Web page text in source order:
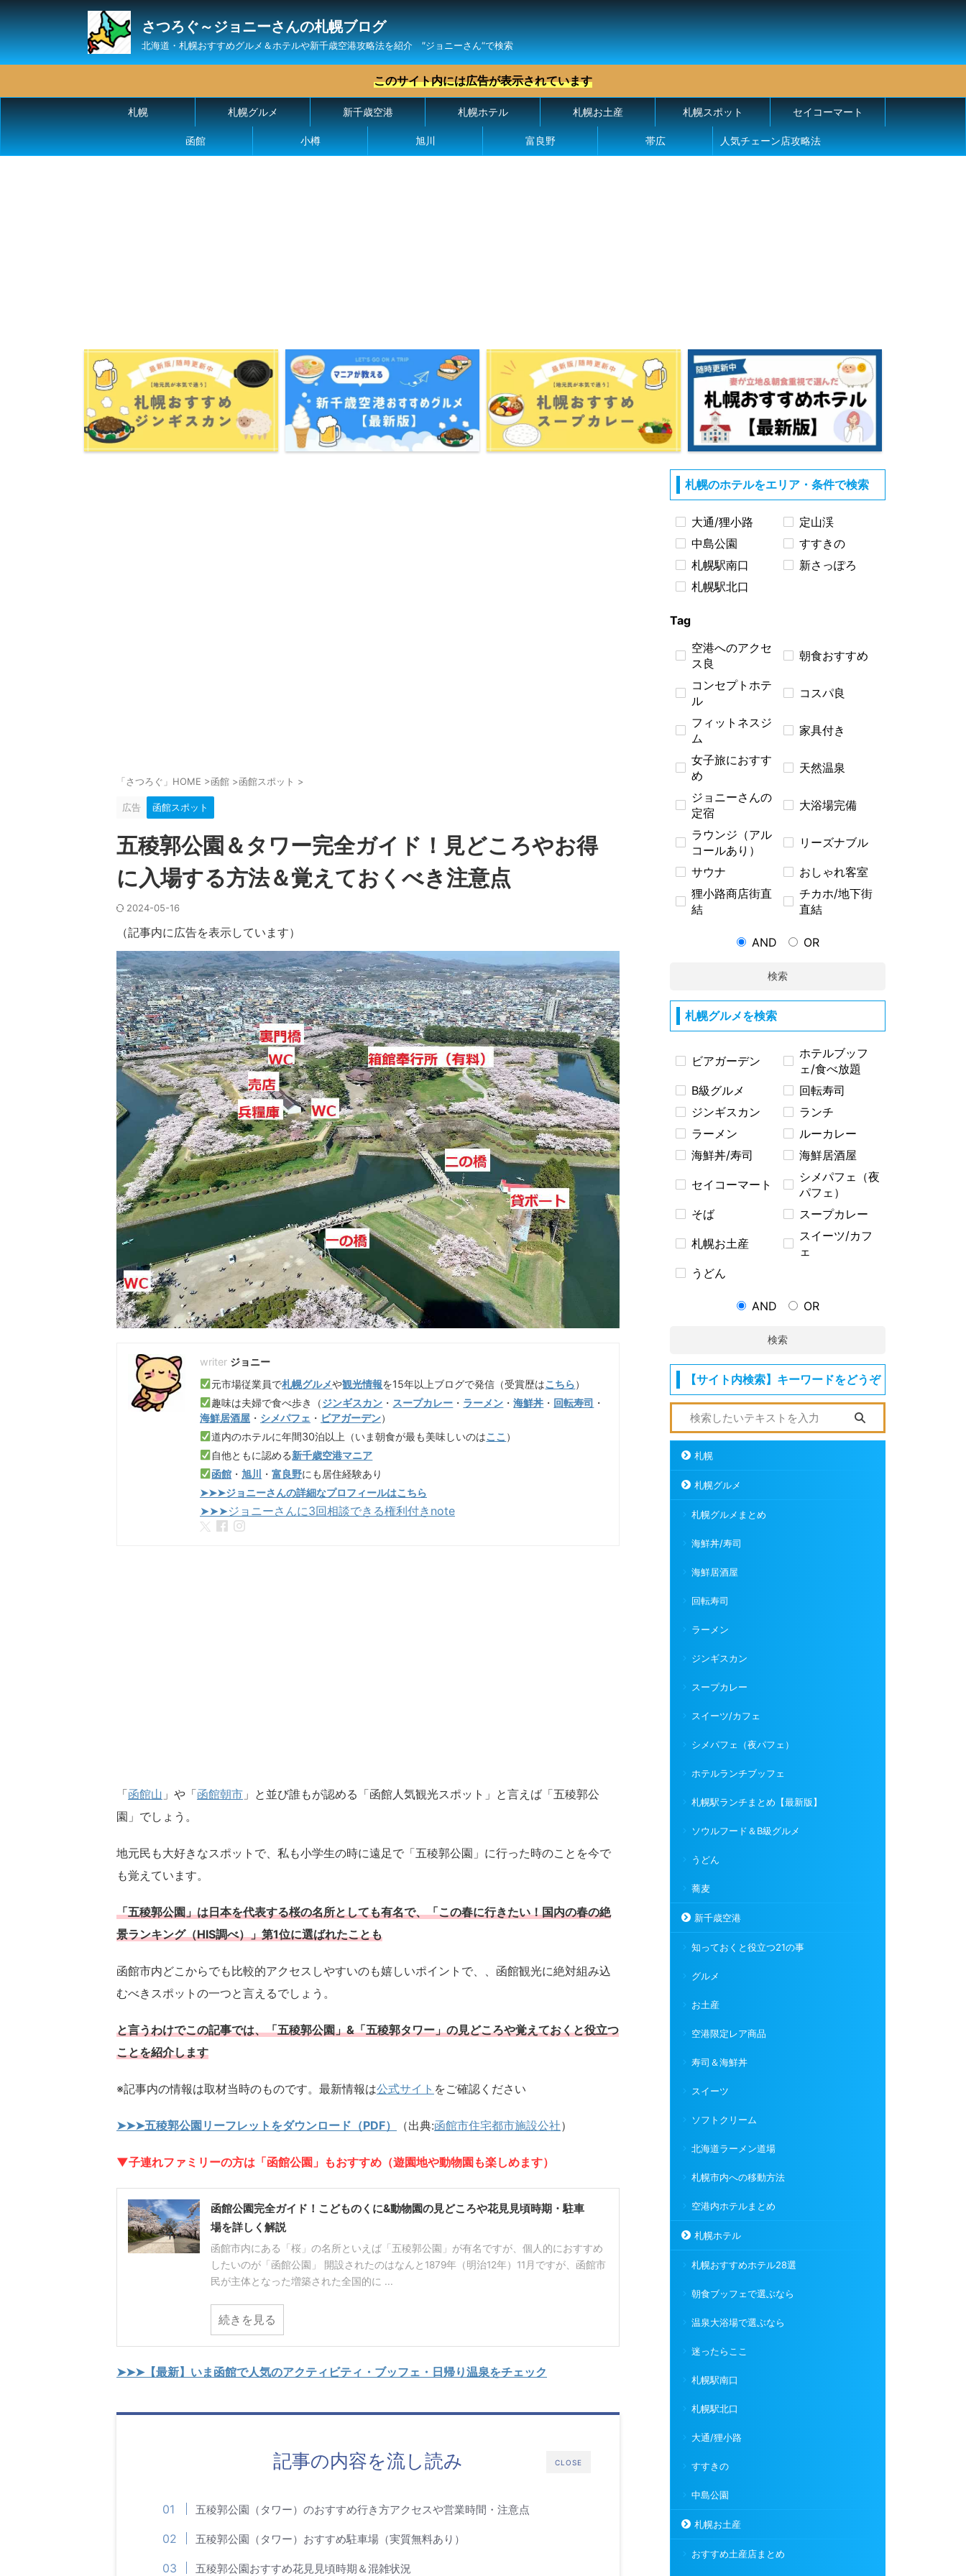
さつろぐ～ジョニーさんの札幌ブログ
北海道・札幌おすすめグルメ＆ホテルや新千歳空港攻略法を紹介 ″ジョニーさん“で検索
このサイト内には広告が表示されています
札幌 札幌グルメ 新千歳空港 札幌ホテル 札幌お土産 札幌スポット セイコーマート
函館 小樽 旭川 富良野 帯広 人気チェーン店攻略法
「さつろぐ」HOME >函館 >函館スポット >
広告 函館スポット
五稜郭公園＆タワー完全ガイド！見どころやお得
に入場する方法＆覚えておくべき注意点
2024-05-16
（記事内に広告を表示しています）
ジョニー
元市場従業員で札幌グルメや観光情報を15年以上ブログで発信（受賞歴はこちら）
趣味は夫婦で食べ歩き（ジンギスカン ・ スープカレー ・ ラーメン ・海鮮丼 ・ 回転寿司 ・
海鮮居酒屋 ・ シメパフェ ・ ビアガーデン）
道内のホテルに年間30泊以上（いま朝食が最も美味しいのはここ ）
自他ともに認める新千歳空港マニア
函館 ・旭川 ・富良野にも居住経験あり
➤➤➤ジョニーさんの詳細なプロフィールはこちら
➤➤➤ジョニーさんに3回相談できる権利付きnote
「函館山 」や「函館朝市 」と並び誰もが認める「函館人気観光スポット」と言えば「五稜郭公
園」でしょう。
地元民も大好きなスポットで、私も小学生の時に遠足で「五稜郭公園」に行った時のことを今で
も覚えています。
「五稜郭公園」は日本を代表する桜の名所としても有名で、「この春に行きたい！国内の春の絶
景ランキング（HIS調べ）」第1位に選ばれたことも
函館市内どこからでも比較的アクセスしやすいのも嬉しいポイントで、、函館観光に絶対組み込
むべきスポットの一つと言えるでしょう。
と言うわけでこの記事では、「五稜郭公園」&「五稜郭タワー」の見どころや覚えておくと役立つ
ことを紹介します
※記事内の情報は取材当時のものです。最新情報は公式サイト をご確認ください
➤➤➤五稜郭公園リーフレットをダウンロード（PDF） （出典:函館市住宅都市施設公社）
▼子連れファミリーの方は「函館公園」もおすすめ（遊園地や動物園も楽しめます）
函館公園完全ガイド！こどものくに&動物園の見どころや花見見頃時期・駐車
場を詳しく解説
函館市内にある「桜」の名所といえば「五稜郭公園」が有名ですが、個人的におすすめ
したいのが「函館公園」 開設されたのはなんと1879年（明治12年）11月ですが、函館市
民が主体となった増築された全国的に ...
続きを見る
➤➤➤【最新】いま函館で人気のアクティビティ・ブッフェ・日帰り温泉をチェック
CLOSE
記事の内容を流し読み
五稜郭公園（タワー）のおすすめ行き方アクセスや営業時間・注意点
五稜郭公園（タワー）おすすめ駐車場（実質無料あり）
五稜郭公園おすすめ花見見頃時期＆混雑状況
札幌のホテルをエリア・条件で検索
大通/狸小路
定山渓
中島公園
すすきの
札幌駅南口
新さっぽろ
札幌駅北口
Tag
空港へのアクセ
ス良
朝食おすすめ
コンセプトホテ
ル
コスパ良
フィットネスジ
ム
家具付き
女子旅におすす
め
天然温泉
ジョニーさんの
定宿
大浴場完備
ラウンジ（アル
コールあり）
リーズナブル
サウナ
おしゃれ客室
狸小路商店街直
結
チカホ/地下街
直結
AND OR
検索
札幌グルメを検索
ビアガーデン
ホテルブッフ
ェ/食べ放題
B級グルメ
回転寿司
ジンギスカン
ランチ
ラーメン
ルーカレー
海鮮丼/寿司
海鮮居酒屋
セイコーマート
シメパフェ（夜
パフェ）
そば
スープカレー
札幌お土産
スイーツ/カフ
ェ
うどん
AND OR
検索
【サイト内検索】キーワードをどうぞ
札幌
札幌グルメ
札幌グルメまとめ
海鮮丼/寿司
海鮮居酒屋
回転寿司
ラーメン
ジンギスカン
スープカレー
スイーツ/カフェ
シメパフェ（夜パフェ）
ホテルランチブッフェ
札幌駅ランチまとめ【最新版】
ソウルフード＆B級グルメ
うどん
蕎麦
新千歳空港
知っておくと役立つ21の事
グルメ
お土産
空港限定レア商品
寿司＆海鮮丼
スイーツ
ソフトクリーム
北海道ラーメン道場
札幌市内への移動方法
空港内ホテルまとめ
札幌ホテル
札幌おすすめホテル28選
朝食ブッフェで選ぶなら
温泉大浴場で選ぶなら
迷ったらここ
札幌駅南口
札幌駅北口
大通/狸小路
すすきの
中島公園
札幌お土産
おすすめ土産店まとめ